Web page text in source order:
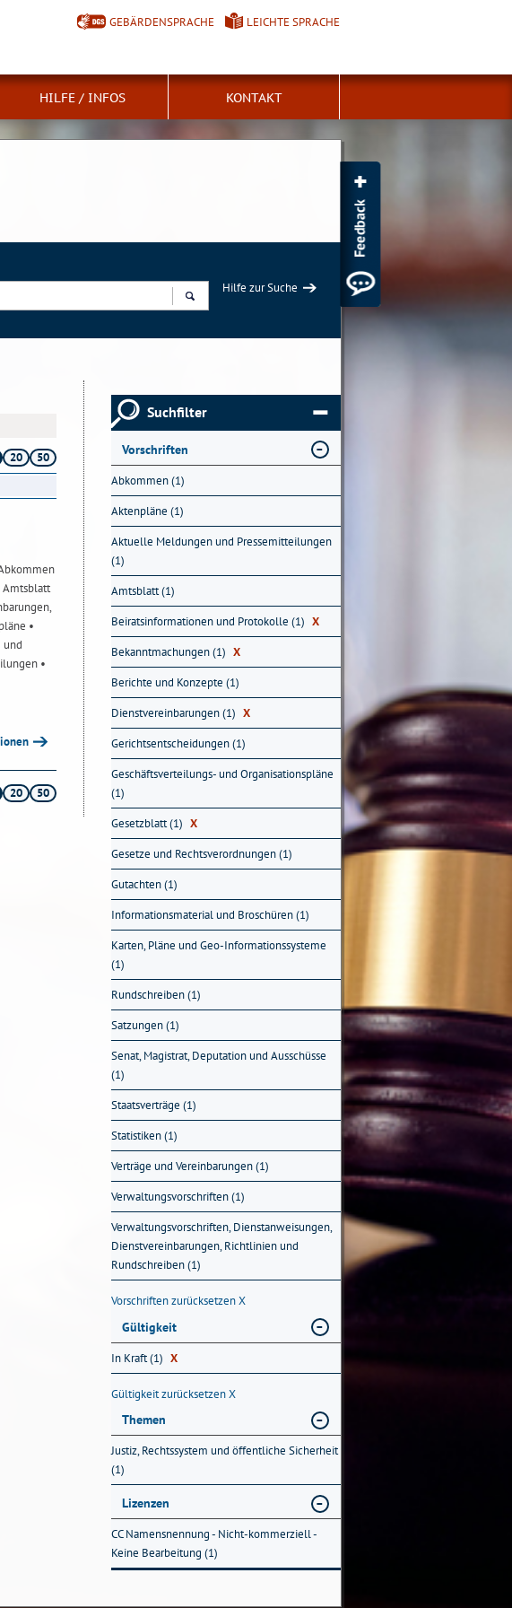
GEBÄRDENSPRACHE LEICHTE SPRACHE
HILFE / INFOS KONTAKT
Hilfe zur Suche
20
50
Amtsblatt
•
und
•
20 50
Suchfilter
Vorschriften
Abkommen (1)
Aktenpläne (1)
Aktuelle Meldungen und Pressemitteilungen
(1)
Amtsblatt (1)
Beiratsinformationen und Protokolle (1) X
Bekanntmachungen (1) X
Berichte und Konzepte (1)
Dienstvereinbarungen (1) X
Gerichtsentscheidungen (1)
Geschäftsverteilungs- und Organisationspläne
(1)
Gesetzblatt (1) X
Gesetze und Rechtsverordnungen (1)
Gutachten (1)
Informationsmaterial und Broschüren (1)
Karten, Pläne und Geo-Informationssysteme
(1)
Rundschreiben (1)
Satzungen (1)
Senat, Magistrat, Deputation und Ausschüsse
(1)
Staatsverträge (1)
Statistiken (1)
Verträge und Vereinbarungen (1)
Verwaltungsvorschriften (1)
Verwaltungsvorschriften, Dienstanweisungen,
Dienstvereinbarungen, Richtlinien und
Rundschreiben (1)
Vorschriften zurücksetzenX
Gültigkeit
In Kraft (1) X
Gültigkeit zurücksetzenX
Themen
Justiz, Rechtssystem und öffentliche Sicherheit
(1)
Lizenzen
CC Namensnennung - Nicht-kommerziell -
Keine Bearbeitung (1)